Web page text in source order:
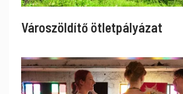
Városzöldítő ötletpályázat